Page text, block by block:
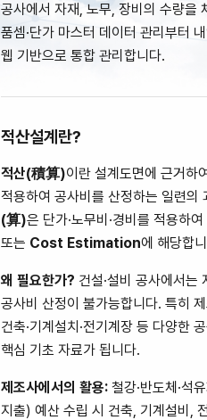
공사에서 자재, 노무, 장비의 수량을
품셈·단가 마스터 데이터 관리부터
웹 기반으로 통합 관리합니다.
적산설계란?
적산(積算)이란 설계도면에 근거하
적용하여 공사비를 산정하는 일련의
(算)은 단가·노무비·경비를 적용하
또는 Cost Estimation에 해당합
왜 필요한가? 건설·설비 공사에서
공사비 산정이 불가능합니다. 특히
건축·기계설치·전기계장 등 다양한
핵심 기초 자료가 됩니다.
제조사에서의 활용: 철강·반도체·석
지출) 예산 수립 시 건축, 기계설비,